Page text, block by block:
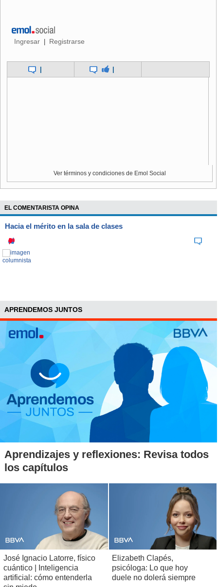
la naturaleza y de que terminen todos los obstáculos para
un efectivo ejercicio democrático", apuntó el Movilh.
"La Constitución debe surgir de todas y todos, y estamos
convencidos de que muchos de los problemas que afectan
Ingresar Registrarse
Ver términos y condiciones de Emol Social
EL COMENTARISTA OPINA
Hacia el mérito en la sala de clases
APRENDEMOS JUNTOS
Aprendizajes y reflexiones: Revisa todos
los capítulos
José Ignacio Latorre, físico
cuántico | Inteligencia
artificial: cómo entenderla
Elizabeth Clapés,
psicóloga: Lo que hoy
duele no dolerá siempre